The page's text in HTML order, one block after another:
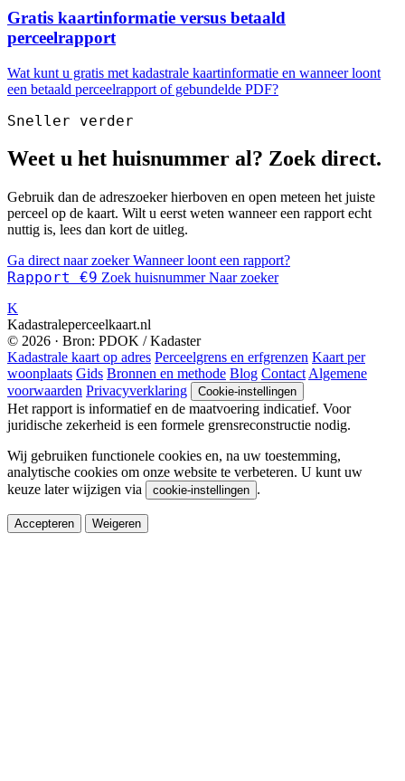
Gratis kaartinformatie versus betaald
perceelrapport
Wat kunt u gratis met kadastrale kaartinformatie en wanneer loont
een betaald perceelrapport of gebundelde PDF?
Sneller verder
Weet u het huisnummer al? Zoek direct.
Gebruik dan de adreszoeker hierboven en open meteen het juiste
perceel op de kaart. Wilt u eerst weten wanneer een rapport echt
nuttig is, lees dan kort de uitleg.
Ga direct naar zoekerWanneer loont een rapport?
Rapport €9 Zoek huisnummer Naar zoeker
K
Kadastraleperceelkaart.nl
© 2026 · Bron: PDOK / Kadaster
Kadastrale kaart op adres Perceelgrens en erfgrenzen Kaart per
woonplaats Gids Bronnen en methode Blog Contact Algemene
voorwaarden Privacyverklaring Cookie-instellingen
Het rapport is informatief en de maatvoering indicatief. Voor
juridische zekerheid is een formele grensreconstructie nodig.
Wij gebruiken functionele cookies en, na uw toestemming,
analytische cookies om onze website te verbeteren. U kunt uw
keuze later wijzigen via
cookie-instellingen .
Accepteren Weigeren